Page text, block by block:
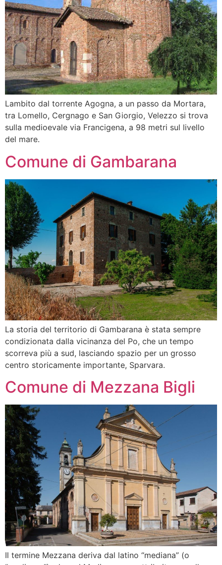
Lambito dal torrente Agogna, a un passo da Mortara,
tra Lomello, Cergnago e San Giorgio, Velezzo si trova
sulla medioevale via Francigena, a 98 metri sul livello
del mare.
Comune di Gambarana
La storia del territorio di Gambarana è stata sempre
condizionata dalla vicinanza del Po, che un tempo
scorreva più a sud, lasciando spazio per un grosso
centro storicamente importante, Sparvara.
Comune di Mezzana Bigli
Il termine Mezzana deriva dal latino “mediana” (o